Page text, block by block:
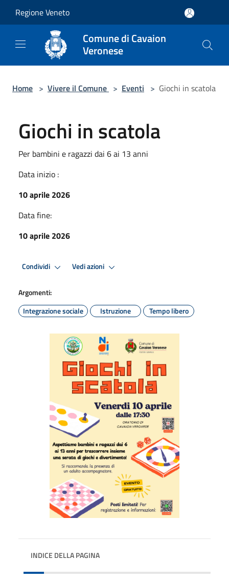
Regione Veneto
Comune di Cavaion
Veronese
Home > Vivere il Comune > Eventi > Giochi in scatola
Giochi in scatola
Per bambini e ragazzi dai 6 ai 13 anni
Data inizio :
10 aprile 2026
Data fine:
10 aprile 2026
Condividi Vedi azioni
Argomenti:
Integrazione sociale
Istruzione Tempo libero
INDICE DELLA PAGINA